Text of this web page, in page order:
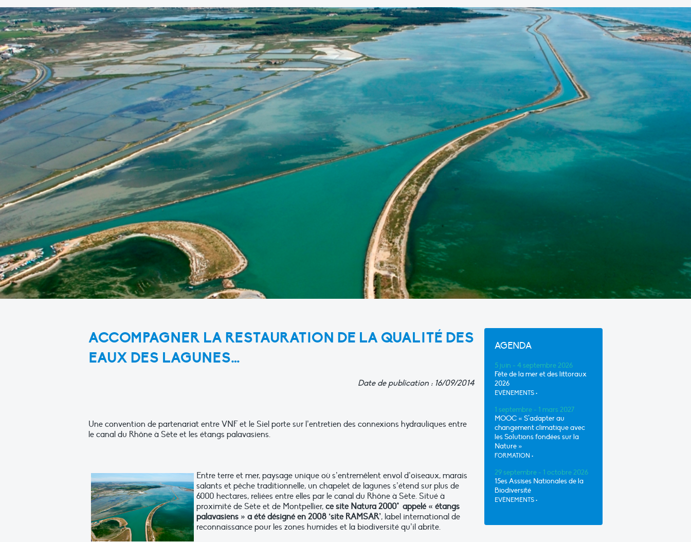
ACCOMPAGNER LA RESTAURATION DE LA QUALITÉ DES
EAUX DES LAGUNES…
Date de publication : 16/09/2014
Une convention de partenariat entre VNF et le Siel porte sur l’entretien des connexions hydrauliques entre
le canal du Rhône à Sète et les étangs palavasiens.
Entre terre et mer, paysage unique où s’entremêlent envol d’oiseaux, marais
salants et pêche traditionnelle, un chapelet de lagunes s’étend sur plus de
6000 hectares, reliées entre elles par le canal du Rhône à Sète. Situé à
proximité de Sète et de Montpellier, ce site Natura 2000* appelé « étangs
palavasiens » a été désigné en 2008 ‘site RAMSAR’, label international de
reconnaissance pour les zones humides et la biodiversité qu’il abrite.
AGENDA
5 juin - 4 septembre 2026
Fête de la mer et des littoraux
2026
EVÈNEMENTS •
1 septembre - 1 mars 2027
MOOC « S’adapter au
changement climatique avec
les Solutions fondées sur la
Nature »
FORMATION •
29 septembre - 1 octobre 2026
15es Assises Nationales de la
Biodiversité
EVÈNEMENTS •